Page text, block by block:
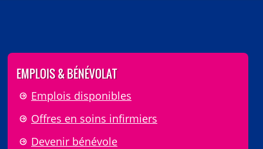
EMPLOIS & BÉNÉVOLAT
Emplois disponibles
Offres en soins infirmiers
Devenir bénévole